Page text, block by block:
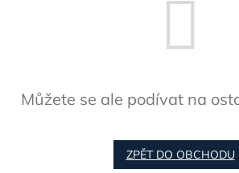
Můžete se ale podívat na
ZPĚT DO OBCHODU